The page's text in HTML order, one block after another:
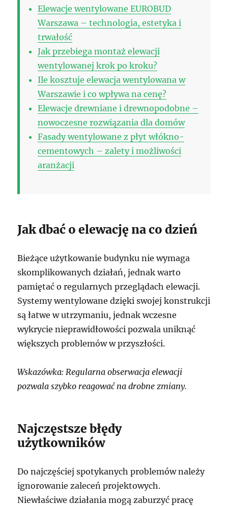
Elewacje wentylowane EUROBUD
Warszawa – technologia, estetyka i
trwałość
Jak przebiega montaż elewacji
wentylowanej krok po kroku?
Ile kosztuje elewacja wentylowana w
Warszawie i co wpływa na cenę?
Elewacje drewniane i drewnopodobne –
nowoczesne rozwiązania dla domów
Fasady wentylowane z płyt włókno-
cementowych – zalety i możliwości
aranżacji
Jak dbać o elewację na co dzień
Bieżące użytkowanie budynku nie wymaga
skomplikowanych działań, jednak warto
pamiętać o regularnych przeglądach elewacji.
Systemy wentylowane dzięki swojej konstrukcji
są łatwe w utrzymaniu, jednak wczesne
wykrycie nieprawidłowości pozwala uniknąć
większych problemów w przyszłości.
Wskazówka: Regularna obserwacja elewacji
pozwala szybko reagować na drobne zmiany.
Najczęstsze błędy
użytkowników
Do najczęściej spotykanych problemów należy
ignorowanie zaleceń projektowych.
Niewłaściwe działania mogą zaburzyć pracę